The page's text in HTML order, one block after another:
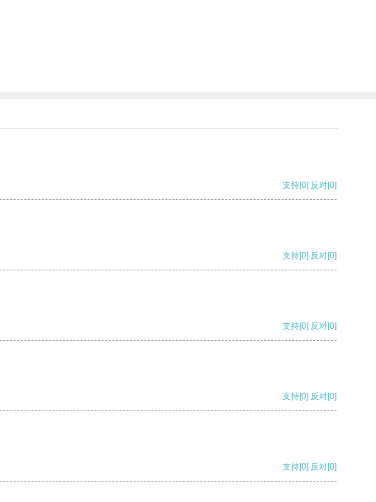
支持[0] 反对[0]
支持[0] 反对[0]
支持[0] 反对[0]
支持[0] 反对[0]
支持[0] 反对[0]